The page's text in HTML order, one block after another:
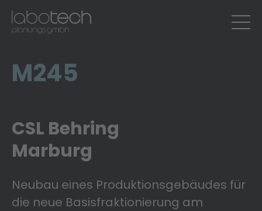
M245
CSL Behring
Marburg
Neubau eines Produktionsgebäudes für
die neue Basisfraktionierung am